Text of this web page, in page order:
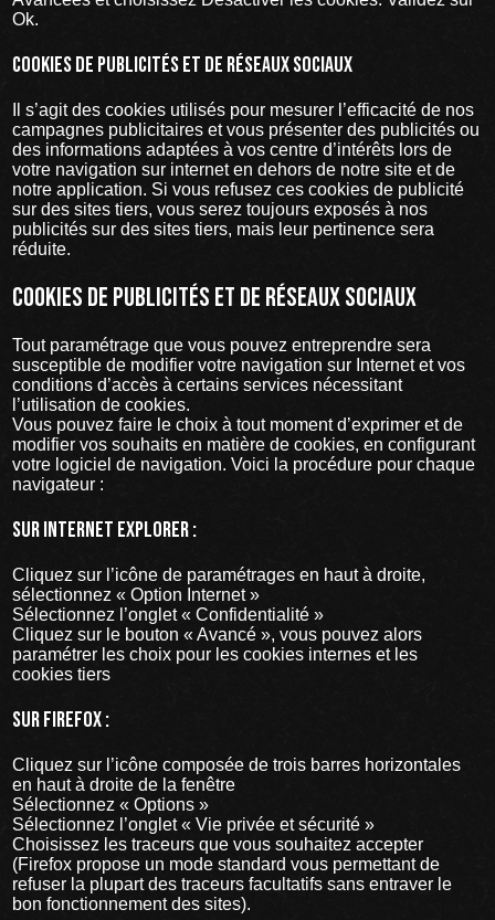
Ok.
Cookies de publicités et de réseaux sociaux
Il s’agit des cookies utilisés pour mesurer l’efficacité de nos
campagnes publicitaires et vous présenter des publicités ou
des informations adaptées à vos centre d’intérêts lors de
votre navigation sur internet en dehors de notre site et de
notre application. Si vous refusez ces cookies de publicité
sur des sites tiers, vous serez toujours exposés à nos
publicités sur des sites tiers, mais leur pertinence sera
réduite.
Cookies de publicités et de réseaux sociaux
Tout paramétrage que vous pouvez entreprendre sera
susceptible de modifier votre navigation sur Internet et vos
conditions d’accès à certains services nécessitant
l’utilisation de cookies.
Vous pouvez faire le choix à tout moment d’exprimer et de
modifier vos souhaits en matière de cookies, en configurant
votre logiciel de navigation. Voici la procédure pour chaque
navigateur :
Sur Internet Explorer :
Cliquez sur l’icône de paramétrages en haut à droite,
sélectionnez « Option Internet »
Sélectionnez l’onglet « Confidentialité »
Cliquez sur le bouton « Avancé », vous pouvez alors
paramétrer les choix pour les cookies internes et les
cookies tiers
Sur Firefox :
Cliquez sur l’icône composée de trois barres horizontales
en haut à droite de la fenêtre
Sélectionnez « Options »
Sélectionnez l’onglet « Vie privée et sécurité »
Choisissez les traceurs que vous souhaitez accepter
(Firefox propose un mode standard vous permettant de
refuser la plupart des traceurs facultatifs sans entraver le
bon fonctionnement des sites).